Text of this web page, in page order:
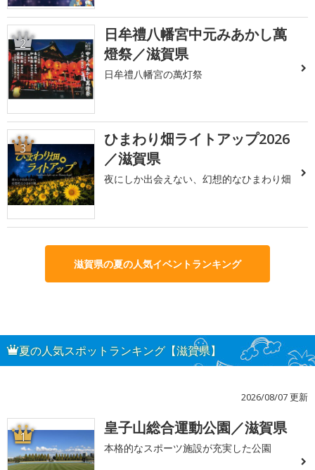
2
日牟禮八幡宮中元みあかし萬
燈祭／滋賀県
日牟禮八幡宮の萬灯祭
3
ひまわり畑ライトアップ2026
／滋賀県
夜にしか出会えない、幻想的なひまわり畑
滋賀県の夏の人気イベントランキング
夏の人気スポットランキング【滋賀県】
2026/08/07 更新
1 皇子山総合運動公園／滋賀県
本格的なスポーツ施設が充実した公園